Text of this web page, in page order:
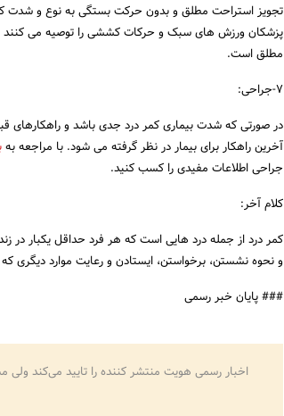
تجویز استراحت مطلق و بدون حرکت بستگی به نوع و شدت
پزشکان ورزش های سبک و حرکات کششی را توصیه می
مطلق است.
7-جراحی:
در صورتی که شدت بیماری کمر درد جدی باشد و راهکارهای
آخرین راهکار برای بیمار در نظر گرفته می شود. با مراجعه به
جراحی اطلاعات مفیدی را کسب کنید.
کلام آخر:
کمر درد از جمله درد هایی است که هر فرد حداقل یکبار در
و نحوه نشستن، برخواستن، ایستادن و رعایت موارد دیگری
### پایان خبر رسمی
اخبار رسمی هویت منتشر کننده را تایید می‌کند